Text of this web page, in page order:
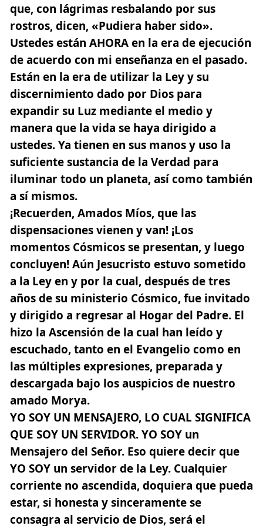
que, con lágrimas resbalando por sus
rostros, dicen, «Pudiera haber sido».
Ustedes están AHORA en la era de ejecución
de acuerdo con mi enseñanza en el pasado.
Están en la era de utilizar la Ley y su
discernimiento dado por Dios para
expandir su Luz mediante el medio y
manera que la vida se haya dirigido a
ustedes.Ya tienen en sus manos y uso la
suficiente sustancia de la Verdad para
iluminar todo un planeta, así como también
a sí mismos.
¡Recuerden, Amados Míos, que las
dispensaciones vienen y van! ¡Los
momentos Cósmicos se presentan, y luego
concluyen! Aún Jesucristo estuvo sometido
a la Ley en y por la cual, después de tres
años de su ministerio Cósmico, fue invitado
y dirigido a regresar al Hogar del Padre. El
hizo la Ascensión de la cual han leído y
escuchado, tanto en el Evangelio como en
las múltiples expresiones, preparada y
descargada bajo los auspicios de nuestro
amado Morya.
YO SOY UN MENSAJERO, LO CUAL SIGNIFICA
QUE SOY UN SERVIDOR. YO SOY un
Mensajero del Señor. Eso quiere decir que
YO SOY un servidor de la Ley. Cualquier
corriente no ascendida, doquiera que pueda
estar, si honesta y sinceramente se
consagra al servicio de Dios, será el